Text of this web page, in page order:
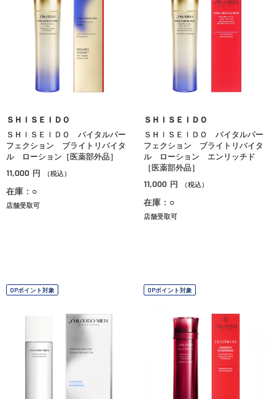
ＳＨＩＳＥＩＤＯ
ＳＨＩＳＥＩＤＯ バイタルパー
フェクション ブライトリバイタ
ル ローション［医薬部外品］
11,000 円 （税込）
在庫：○
店舗受取可
ＳＨＩＳＥＩＤＯ
ＳＨＩＳＥＩＤＯ バイタルパー
フェクション ブライトリバイタ
ル ローション エンリッチド
［医薬部外品］
11,000 円 （税込）
在庫：○
店舗受取可
OPポイント対象 OPポイント対象